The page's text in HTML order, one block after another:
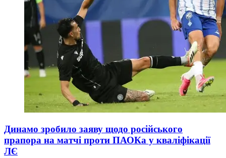
Динамо зробило заяву щодо російського
прапора на матчі проти ПАОКа у кваліфікації
ЛЄ